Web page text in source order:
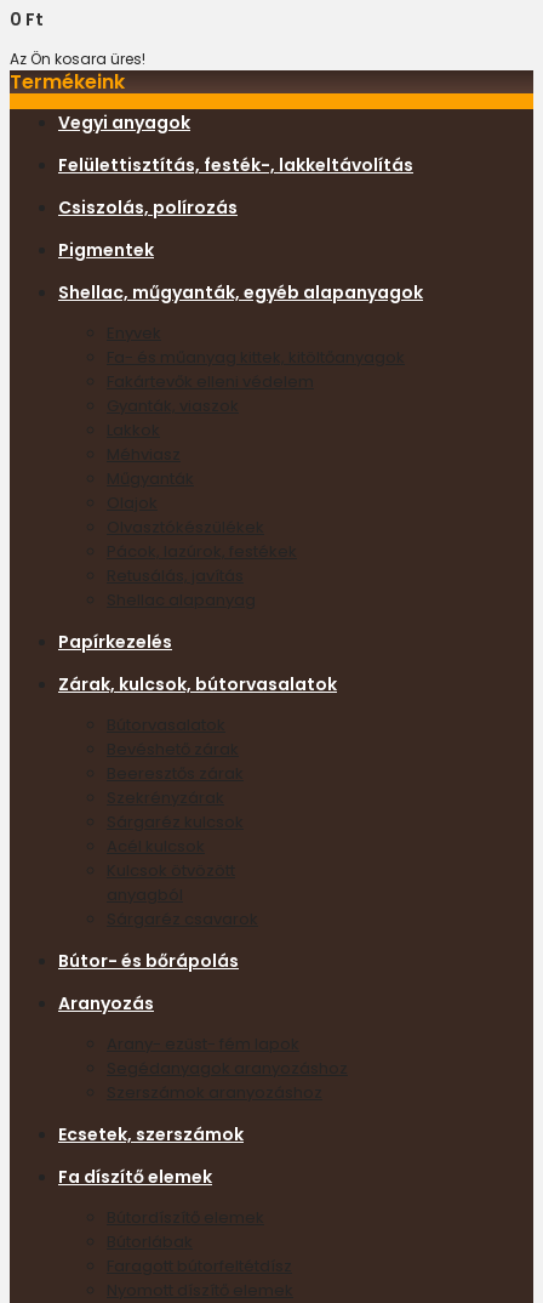
0 Ft
Az Ön kosara üres!
Termékeink
Vegyi anyagok
Felülettisztítás, festék-, lakkeltávolítás
Csiszolás, polírozás
Pigmentek
Shellac, műgyanták, egyéb alapanyagok
Enyvek
Fa- és műanyag kittek, kitöltőanyagok
Fakártevők elleni védelem
Gyanták, viaszok
Lakkok
Méhviasz
Műgyanták
Olajok
Olvasztókészülékek
Pácok, lazúrok, festékek
Retusálás, javítás
Papírkezelés
Zárak, kulcsok, bútorvasalatok
Bútorvasalatok
Bevéshető zárak
Beeresztős zárak
Szekrényzárak
Sárgaréz kulcsok
Acél kulcsok
Kulcsok ötvözött
Sárgaréz csavarok
Bútor- és bőrápolás
Aranyozás
Arany- ezüst- fém lapok
Segédanyagok aranyozáshoz
Szerszámok aranyozáshoz
Ecsetek, szerszámok
Fa díszítő elemek
Bútordíszítő elemek
Bútorlábak
Faragott bútorfeltétdísz
Nyomott díszítő elemek